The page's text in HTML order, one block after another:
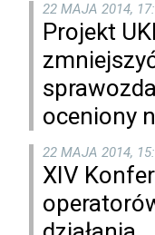
22 MAJA 2014,
Projekt
oceniony
22 MAJA 2014,
XIV